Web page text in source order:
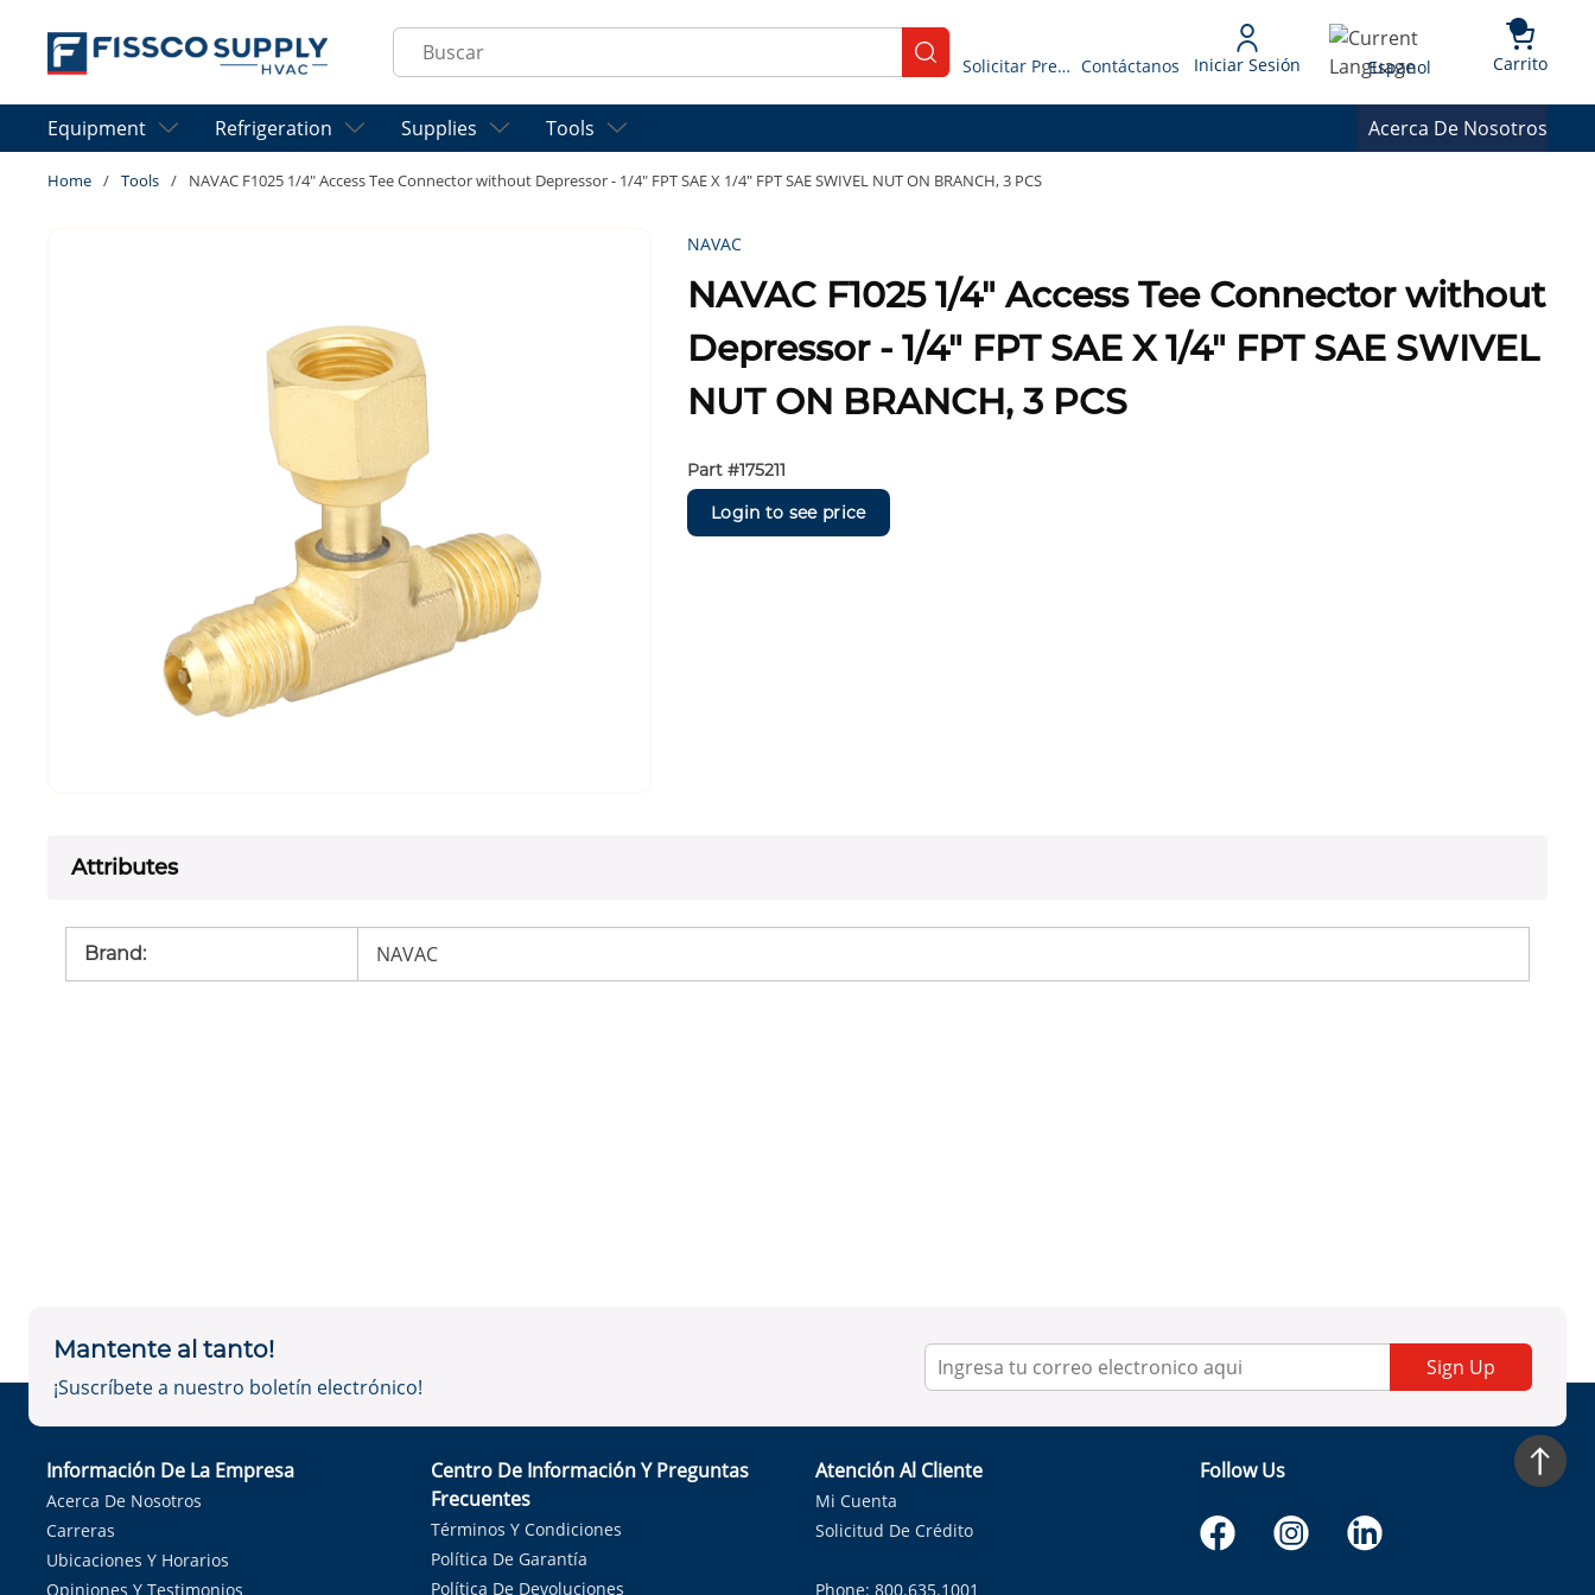
Skip to main content
Site Search
submit search
Solicitar Presupuesto Contáctanos Iniciar Sesión Language
Espanol Carrito{0}
Equipment Refrigeration Supplies Tools Acerca De Nosotros
Home / Tools / NAVAC F1025 1/4" Access Tee Connector without Depressor - 1/4" FPT SAE X 1/4" FPT SAE SWIVEL NUT ON BRANCH, 3 PCS
NAVAC
NAVAC F1025 1/4" Access Tee Connector without
Depressor - 1/4" FPT SAE X 1/4" FPT SAE SWIVEL
NUT ON BRANCH, 3 PCS
Part #175211
Login to see price
Attributes
Brand: NAVAC
Mantente al tanto!
¡Suscríbete a nuestro boletín electrónico!
Sign Up
Información De La Empresa
Acerca De Nosotros
Carreras
Ubicaciones Y Horarios
Opiniones Y Testimonios
Centro De Información Y Preguntas
Frecuentes
Términos Y Condiciones
Política De Garantía
Política De Devoluciones
Atención Al Cliente
Mi Cuenta
Solicitud De Crédito
Phone: 800.635.1001
Follow Us